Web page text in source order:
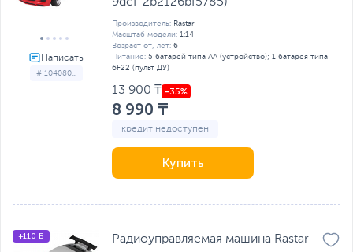
# 104080...
Производитель: Rastar
Масштаб модели: 1:14
Возраст от, лет: 6
Питание: 5 батарей типа AA (устройство); 1 батарея типа
6F22 (пульт ДУ)
13 900 ₸
8 990 ₸
кредит недоступен
Купить
+110 Б
Радиоуправляемая машина Rastar